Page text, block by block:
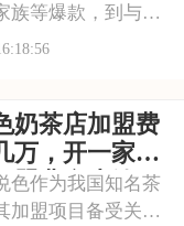
族等爆款，到与知
联名提升影响力，
，喜茶加盟费用包
的具体分析！希望
供参考~
奶茶店加盟费
万，开一家茶
盟费多少钱
作为我国知名茶
加盟项目备受关